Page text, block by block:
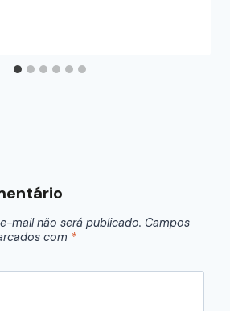
mail não será publicado. Campos
com *